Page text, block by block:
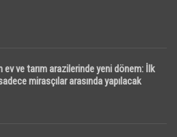
ev ve tarım arazilerinde yeni dönem: İlk
mirasçılar arasında yapılacak